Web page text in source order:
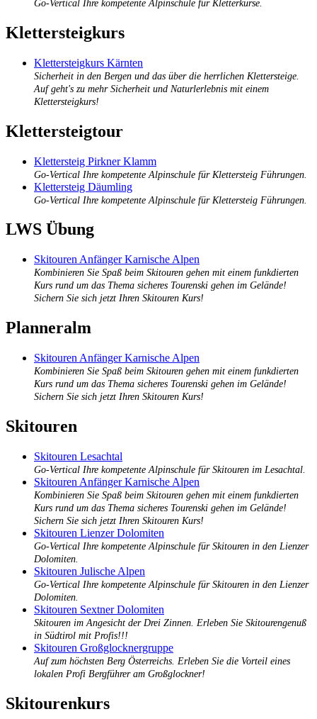
Go-Vertical Ihre kompetente Alpinschule für Kletterkurse.
Klettersteigkurs
Klettersteigkurs Kärnten
Sicherheit in den Bergen und das über die herrlichen Klettersteige.
Auf geht's zu mehr Sicherheit und Naturlerlebnis mit einem
Klettersteigkurs!
Klettersteigtour
Klettersteig Pirkner Klamm
Go-Vertical Ihre kompetente Alpinschule für Klettersteig Führungen.
Klettersteig Däumling
Go-Vertical Ihre kompetente Alpinschule für Klettersteig Führungen.
LWS Übung
Skitouren Anfänger Karnische Alpen
Kombinieren Sie Spaß beim Skitouren gehen mit einem funkdierten
Kurs rund um das Thema sicheres Tourenski gehen im Gelände!
Sichern Sie sich jetzt Ihren Skitouren Kurs!
Planneralm
Skitouren Anfänger Karnische Alpen
Kombinieren Sie Spaß beim Skitouren gehen mit einem funkdierten
Kurs rund um das Thema sicheres Tourenski gehen im Gelände!
Sichern Sie sich jetzt Ihren Skitouren Kurs!
Skitouren
Skitouren Lesachtal
Go-Vertical Ihre kompetente Alpinschule für Skitouren im Lesachtal.
Skitouren Anfänger Karnische Alpen
Kombinieren Sie Spaß beim Skitouren gehen mit einem funkdierten
Kurs rund um das Thema sicheres Tourenski gehen im Gelände!
Sichern Sie sich jetzt Ihren Skitouren Kurs!
Skitouren Lienzer Dolomiten
Go-Vertical Ihre kompetente Alpinschule für Skitouren in den Lienzer
Dolomiten.
Skitouren Julische Alpen
Go-Vertical Ihre kompetente Alpinschule für Skitouren in den Lienzer
Dolomiten.
Skitouren Sextner Dolomiten
Skitouren im Angesicht der Drei Zinnen. Erleben Sie Skitourengenuß
in Südtirol mit Profis!!!
Skitouren Großglocknergruppe
Auf zum höchsten Berg Österreichs. Erleben Sie die Vorteil eines
lokalen Profi Bergführer am Großglockner!
Skitourenkurs